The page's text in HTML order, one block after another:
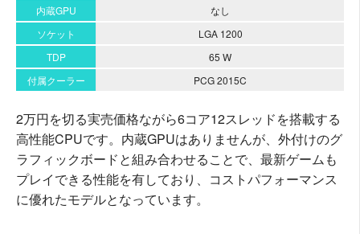
内蔵GPU
なし
ソケット
LGA 1200
TDP
65 W
付属クーラー
PCG 2015C
2万円を切る実売価格ながら6コア12スレッドを搭載する
高性能CPUです。内蔵GPUはありませんが、外付けのグ
ラフィックボードと組み合わせることで、最新ゲームも
プレイできる性能を有しており、コストパフォーマンス
に優れたモデルとなっています。